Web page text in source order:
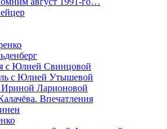
с Юлией Свинцовой
с Юлией Утышевой
Ларионовой
Впечатления